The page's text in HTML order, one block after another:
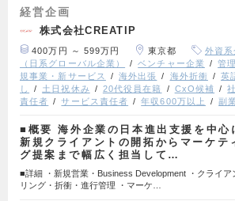
経営企画
株式会社CREATIP
400万円 ～ 599万円 東京都 外資系
（日系グローバル企業）
ベンチャー企業 管
規事業・新サービス
海外出張 海外折衝 英
し
土日祝休み 20代役員在籍 CxO候補
責任者
サービス責任者 年収600万以上 副
■概要 海外企業の日本進出支援を中心
新規クライアントの開拓からマーケテ
グ提案まで幅広く担当して…
■詳細 ・新規営業・Business Development ・クライア
リング・折衝・進行管理 ・マーケ…